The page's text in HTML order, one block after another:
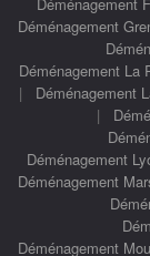
Déménagement
Déménagement La
| Déménagement
|
Déménagement
Déménagement
Déménagement